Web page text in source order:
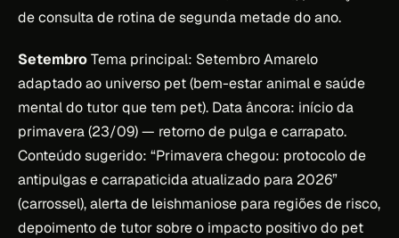
de consulta de rotina de segunda metade do ano.
SetembroTema principal: Setembro Amarelo
adaptado ao universo pet (bem-estar animal e saúde
mental do tutor que tem pet). Data âncora: início da
primavera (23/09) — retorno de pulga e carrapato.
Conteúdo sugerido: “Primavera chegou: protocolo de
antipulgas e carrapaticida atualizado para 2026”
(carrossel), alerta de leishmaniose para regiões de risco,
depoimento de tutor sobre o impacto positivo do pet